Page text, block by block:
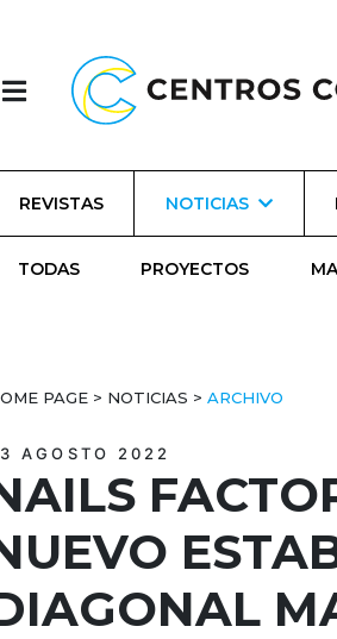
REVISTAS NOTICIAS
TODAS PROYECTOS
PAGE > NOTICIAS > ARCHIVO
AGOSTO 2022